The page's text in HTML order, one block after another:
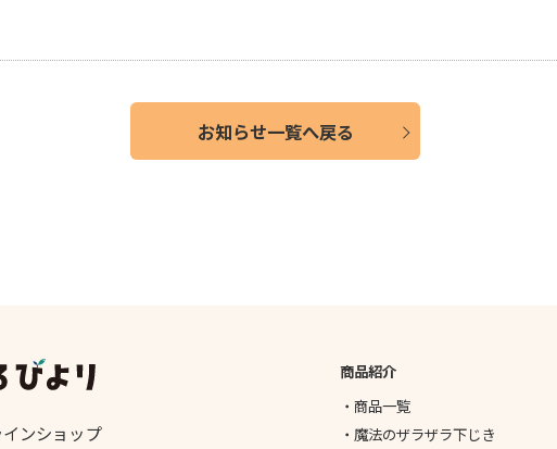
お知らせ一覧へ戻る
ンショップ
商品紹介
商品一覧
魔法のザラザラ下じき